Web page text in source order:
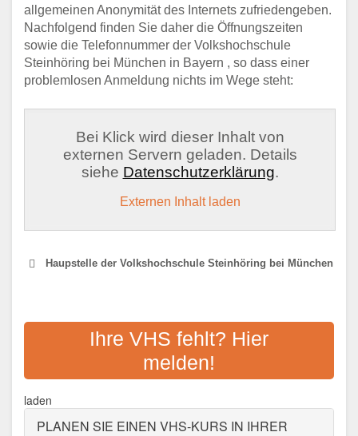
allgemeinen Anonymität des Internets zufriedengeben.
Nachfolgend finden Sie daher die Öffnungszeiten
sowie die Telefonnummer der Volkshochschule
Steinhöring bei München in Bayern , so dass einer
problemlosen Anmeldung nichts im Wege steht:
Bei Klick wird dieser Inhalt von
externen Servern geladen. Details
siehe Datenschutzerklärung.
Externen Inhalt laden
Haupstelle der Volkshochschule Steinhöring bei München
VOLKSHOCHSCHULE
ZWECKVERBAND
KOMMUNALE BILDUNG
Ihre VHS fehlt? Hier
melden!
laden
PLANEN SIE EINEN VHS-KURS IN IHRER